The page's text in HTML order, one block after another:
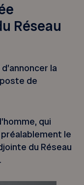
Réseau
la
de
qui
le
du Réseau